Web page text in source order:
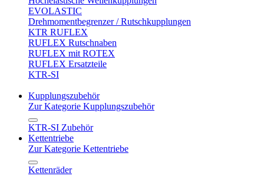
EVOLASTIC
Drehmomentbegrenzer / Rutschkupplungen
KTR RUFLEX
RUFLEX Rutschnaben
RUFLEX mit ROTEX
RUFLEX Ersatzteile
KTR-SI
Kupplungszubehör
Zur Kategorie Kupplungszubehör
KTR-SI Zubehör
Kettentriebe
Zur Kategorie Kettentriebe
Kettenräder